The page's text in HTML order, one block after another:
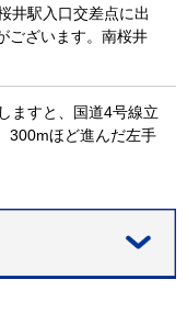
井駅入口交差点に出
ございます。南桜井
ますと、国道4号線立
300mほど進んだ左手